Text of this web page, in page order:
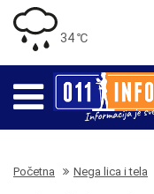
34 ℃
Početna Nega lica i tela